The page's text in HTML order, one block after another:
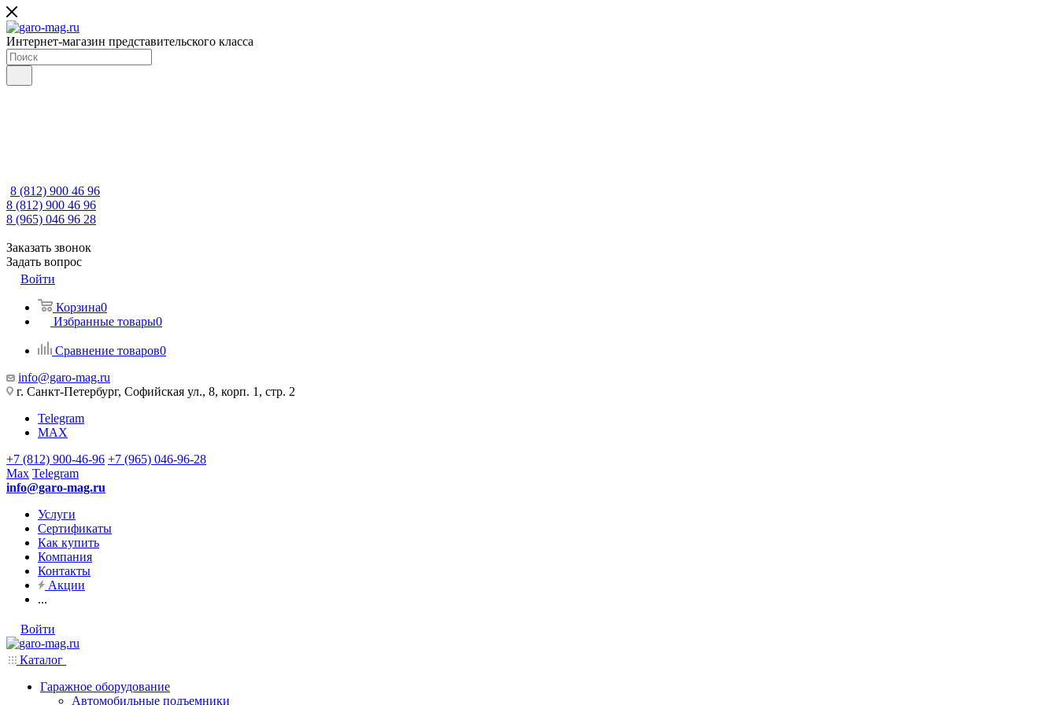
Интернет-магазин представительского класса
8 (812) 900 46 96
8 (812) 900 46 96
8 (965) 046 96 28
Заказать звонок
Задать вопрос
Войти
Корзина0
Избранные товары0
Сравнение товаров0
info@garo-mag.ru
г. Санкт-Петербург, Софийская ул., 8, корп. 1, стр. 2
Telegram
MAX
+7 (812) 900-46-96 +7 (965) 046-96-28
Max Telegram
info@garo-mag.ru
Услуги
Сертификаты
Как купить
Компания
Контакты
Акции
...
Войти
Каталог
Гаражное оборудование
Автомобильные подъемники